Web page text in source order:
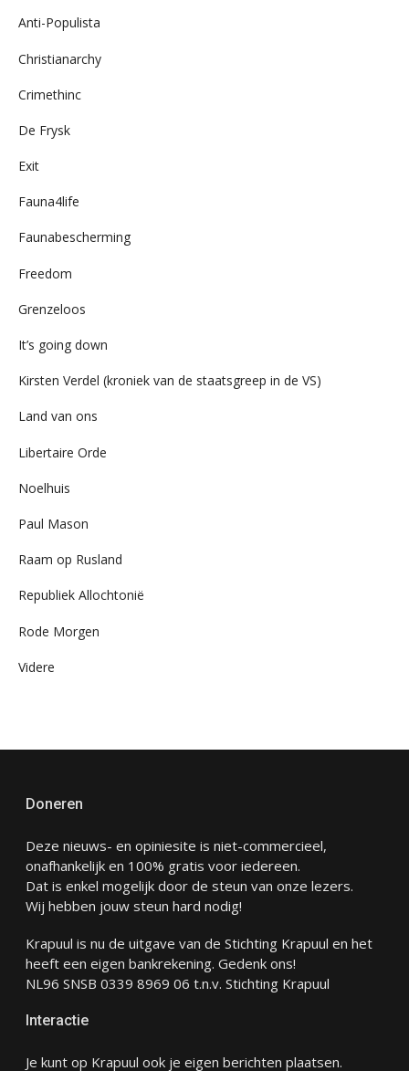
Anti-Populista
Christianarchy
Crimethinc
De Frysk
Exit
Fauna4life
Faunabescherming
Freedom
Grenzeloos
It’s going down
Kirsten Verdel (kroniek van de staatsgreep in de VS)
Land van ons
Libertaire Orde
Noelhuis
Paul Mason
Raam op Rusland
Republiek Allochtonië
Rode Morgen
Videre
Doneren
Deze nieuws- en opiniesite is niet-commercieel,
onafhankelijk en 100% gratis voor iedereen.
Dat is enkel mogelijk door de steun van onze lezers.
Wij hebben jouw steun hard nodig!
Krapuul is nu de uitgave van de Stichting Krapuul en het
heeft een eigen bankrekening. Gedenk ons!
NL96 SNSB 0339 8969 06 t.n.v. Stichting Krapuul
Interactie
Je kunt op Krapuul ook je eigen berichten plaatsen.